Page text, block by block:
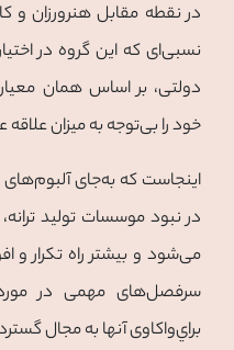
در نقطه مقابل هنرورزان و
نسبی‌ای که این گروه در
دولتی، بر اساس همان
خود را بی‌توجه به میزان
اینجاست که به‌جای آلبوم‌های
در نبود موسسات تولید
می‌شود و بیشتر راه تکرار و
سرفصل‌های مهمی در
براي‌واکاوی آنها به مجال